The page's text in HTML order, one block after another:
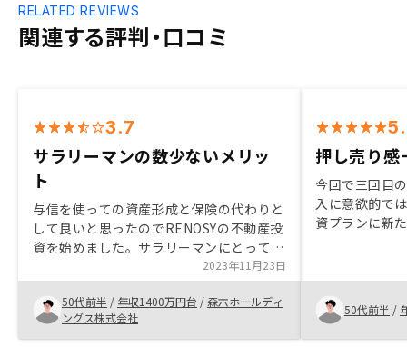
関連する評判・口コミ
RELATED REVIEWS
3.7
サラリーマンの数少ないメリッ
ト
与信を使っての資産形成と保険の代わりと
して良いと思ったのでRENOSYの不動産投
資を始めました。サラリーマンにとって与
信は数少ないメリットだと思うので活用す
べきです。さらにそれが保険の代わりにな
るのであればなお良いと思います。
2023年11月23日
50代前半 / 年収1400万円台 / 森六ホールディ
ングス株式会社
押し売り感
今回で三回目
入に意欲的で
資プランに新
はなく、いい
50代前半 /